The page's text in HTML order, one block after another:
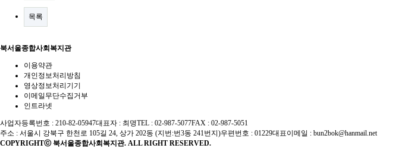
목록
북서울종합사회복지관
이용약관
개인정보처리방침
영상정보처리기기
이메일무단수집거부
인트라넷
사업자등록번호 : 210-82-05947대표자 : 최명TEL : 02-987-5077FAX : 02-987-5051
주소 : 서울시 강북구 한천로 105길 24, 상가 202동 (지번:번3동 241번지)우편번호 : 01229대표이메일 : bun2bok@hanmail.net
COPYRIGHTⓒ 북서울종합사회복지관. ALL RIGHT RESERVED.